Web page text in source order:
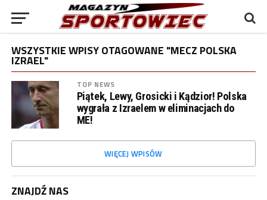
WSZYSTKIE WPISY OTAGOWANE "MECZ POLSKA
IZRAEL"
TOP NEWS
Piątek, Lewy, Grosicki i Kądzior! Polska
wygrała z Izraelem w eliminacjach do
ME!
WIĘCEJ WPISÓW
ZNAJDŹ NAS